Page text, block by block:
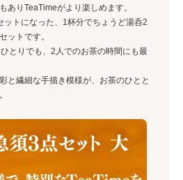
ありTeaTimeがより楽しめます。
ットになった、1杯分でちょうど湯呑2
ットです。
とりでも、2人でのお茶の時間にも最
と繊細な手描き模様が、お茶のひとと